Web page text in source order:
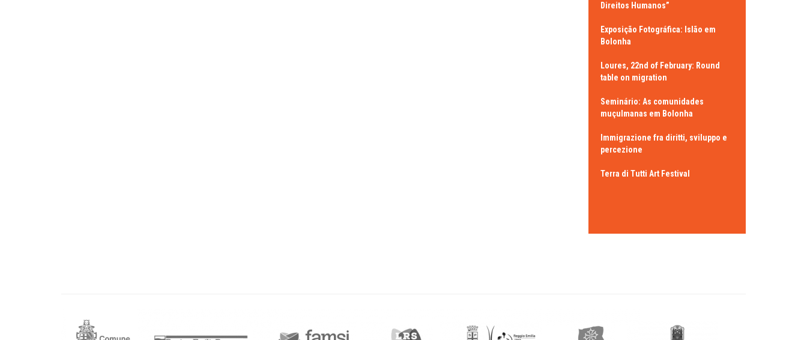
Direitos Humanos”
Exposição Fotográfica: Islão em
Bolonha
Loures, 22nd of February: Round
table on migration
Seminário: As comunidades
muçulmanas em Bolonha
Immigrazione fra diritti, sviluppo e
percezione
Terra di Tutti Art Festival